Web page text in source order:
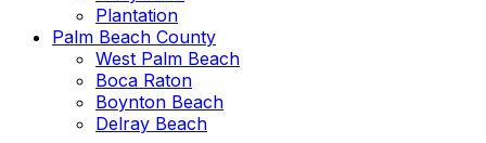
Plantation
Palm Beach County
West Palm Beach
Boca Raton
Boynton Beach
Delray Beach